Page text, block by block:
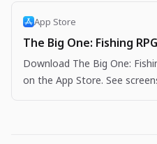
App Store
The Big One: Fishing
Download The Big One:
on the App Store. See